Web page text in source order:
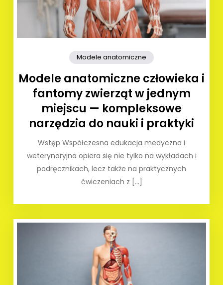
Modele anatomiczne
Modele anatomiczne człowieka i
fantomy zwierząt w jednym
miejscu — kompleksowe
narzędzia do nauki i praktyki
Wstęp Współczesna edukacja medyczna i
weterynaryjna opiera się nie tylko na wykładach i
podręcznikach, lecz także na praktycznych
ćwiczeniach z […]